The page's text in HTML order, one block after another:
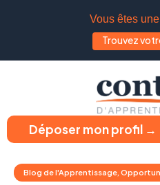
Vous êtes
Trouvez
Déposer mon profil →
Blog de l'Apprentissage,